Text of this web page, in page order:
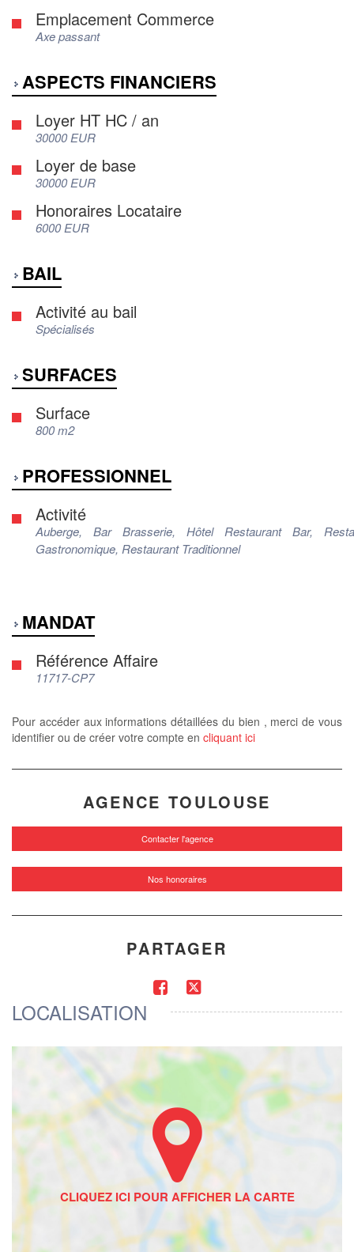
Emplacement Commerce
Axe passant
ASPECTS FINANCIERS
Loyer HT HC / an
30000 EUR
Loyer de base
30000 EUR
Honoraires Locataire
6000 EUR
BAIL
Activité au bail
Spécialisés
SURFACES
Surface
800 m2
PROFESSIONNEL
Activité
Auberge, Bar Brasserie, Hôtel Restaurant Bar,
Gastronomique, Restaurant Traditionnel
MANDAT
Référence Affaire
11717-CP7
Pour accéder aux informations détaillées du bien , merci de vous
identifier ou de créer votre compte en cliquant ici
AGENCE TOULOUSE
Contacter l'agence
Nos honoraires
PARTAGER
LOCALISATION